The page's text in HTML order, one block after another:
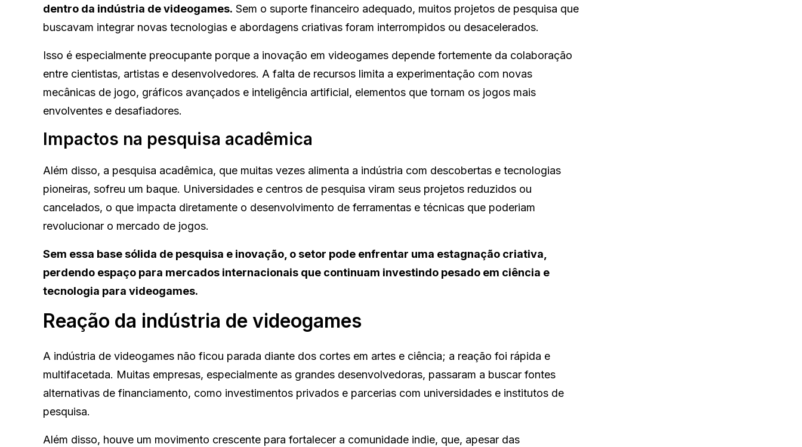
dentro da indústria de videogames. Sem o suporte financeiro adequado, muitos projetos de pesquisa que
buscavam integrar novas tecnologias e abordagens criativas foram interrompidos ou desacelerados.
Isso é especialmente preocupante porque a inovação em videogames depende fortemente da colaboração
entre cientistas, artistas e desenvolvedores. A falta de recursos limita a experimentação com novas
mecânicas de jogo, gráficos avançados e inteligência artificial, elementos que tornam os jogos mais
envolventes e desafiadores.
Impactos na pesquisa acadêmica
Além disso, a pesquisa acadêmica, que muitas vezes alimenta a indústria com descobertas e tecnologias
pioneiras, sofreu um baque. Universidades e centros de pesquisa viram seus projetos reduzidos ou
cancelados, o que impacta diretamente o desenvolvimento de ferramentas e técnicas que poderiam
revolucionar o mercado de jogos.
Sem essa base sólida de pesquisa e inovação, o setor pode enfrentar uma estagnação criativa,
perdendo espaço para mercados internacionais que continuam investindo pesado em ciência e
tecnologia para videogames.
Reação da indústria de videogames
A indústria de videogames não ficou parada diante dos cortes em artes e ciência; a reação foi rápida e
multifacetada. Muitas empresas, especialmente as grandes desenvolvedoras, passaram a buscar fontes
alternativas de financiamento, como investimentos privados e parcerias com universidades e institutos de
pesquisa.
Além disso, houve um movimento crescente para fortalecer a comunidade indie, que, apesar das